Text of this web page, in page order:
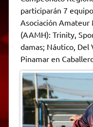
A
p
p
a
m
e
r
o
o
k
n
g
e
n
k
participarán 7
Asociación Amateur
(AAMH): Trinity,
damas; Náutico, Del
Pinamar en